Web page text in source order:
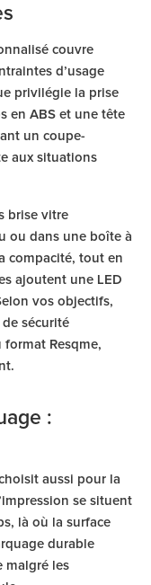
couvre
d’usage
privilégie la prise
en ABS et une tête
un coupe-
aux situations
brise vitre
ou dans une boîte à
compacité, tout en
ajoutent une LED
vos objectifs,
sécurité
Resqme,
:
aussi pour la
se situent
là où la surface
durable
malgré les